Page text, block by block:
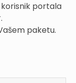
portala
paketu.